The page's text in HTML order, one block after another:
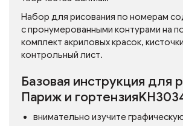
Набор для рисования по номерам
с пронумерованными контурами на
комплект акриловых красок,
контрольный лист.
Базовая инструкция для
Париж и
внимательно изучите